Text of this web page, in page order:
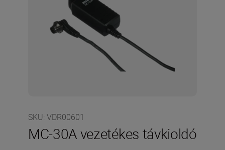
SKU: VDR00601
MC-30A vezetékes távkioldó